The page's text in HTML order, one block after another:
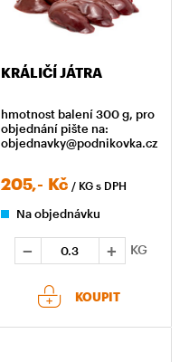
KRÁLIČÍ JÁTRA
hmotnost balení 300 g, pro
objednání pište na:
objednavky@podnikovka.cz
205,- Kč / KG s DPH
Na objednávku
KG
KOUPIT